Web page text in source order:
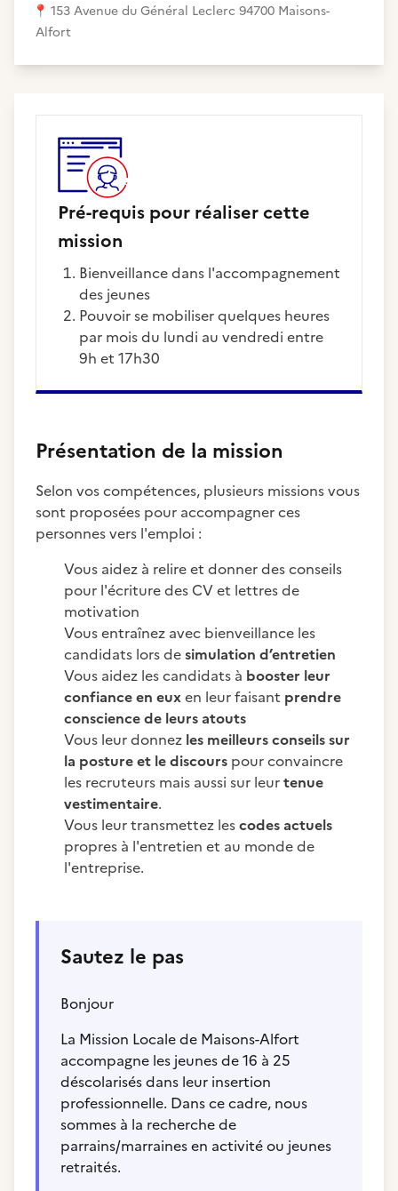
📍 153 Avenue du Général Leclerc 94700 Maisons-
Alfort
Pré-requis pour réaliser cette
mission
Bienveillance dans l'accompagnement
des jeunes
Pouvoir se mobiliser quelques heures
par mois du lundi au vendredi entre
9h et 17h30
Présentation de la mission
Selon vos compétences, plusieurs missions vous
sont proposées pour accompagner ces
personnes vers l'emploi :
Vous aidez à relire et donner des conseils
pour l'écriture des CV et lettres de
motivation
Vous entraînez avec bienveillance les
candidats lorsdesimulation d’entretien
Vous aidez les candidats à booster leur
confiance en euxen leur faisant prendre
conscience de leurs atouts
Vous leur donnez les meilleurs conseils sur
la posture et le discours pour convaincre
les recruteurs mais aussi sur leurtenue
vestimentaire.
Vous leur transmettez lescodes actuels
propres à l'entretien et au monde de
l'entreprise.
Sautez le pas
Bonjour
La Mission Locale de Maisons-Alfort
accompagne les jeunes de 16 à 25
déscolarisés dans leur insertion
professionnelle. Dans ce cadre, nous
sommes à la recherche de
parrains/marraines en activité ou jeunes
retraités.